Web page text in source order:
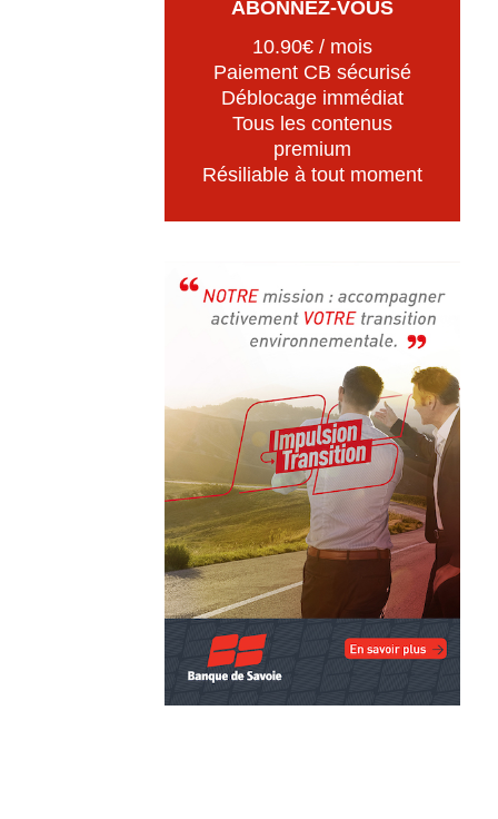
ABONNEZ-VOUS
10.90€ / mois
Paiement CB sécurisé
Déblocage immédiat
Tous les contenus
premium
Résiliable à tout moment